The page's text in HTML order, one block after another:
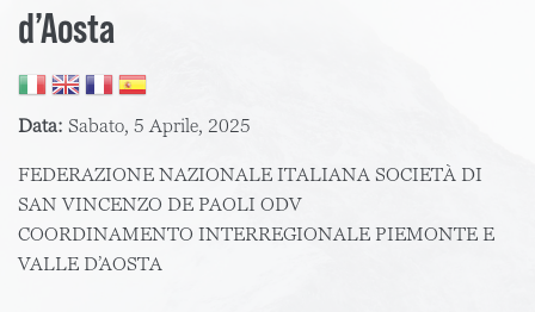
d’Aosta
Data: Sabato, 5 Aprile, 2025
FEDERAZIONE NAZIONALE ITALIANA SOCIETÀ DI
SAN VINCENZO DE PAOLI ODV
COORDINAMENTO INTERREGIONALE PIEMONTE E
VALLE D’AOSTA